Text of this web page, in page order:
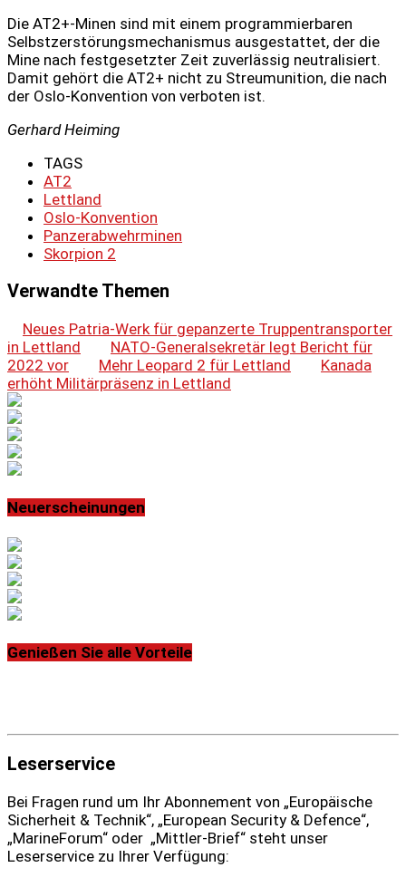
Die AT2+-Minen sind mit einem programmierbaren
Selbstzerstörungsmechanismus ausgestattet, der die
Mine nach festgesetzter Zeit zuverlässig neutralisiert.
Damit gehört die AT2+ nicht zu Streumunition, die nach
der Oslo-Konvention von verboten ist.
Gerhard Heiming
TAGS
AT2
Lettland
Oslo-Konvention
Panzerabwehrminen
Skorpion 2
Verwandte Themen
Neues Patria-Werk für gepanzerte Truppentransporter
in Lettland
NATO-Generalsekretär legt Bericht für
2022 vor
Mehr Leopard 2 für Lettland
Kanada
erhöht Militärpräsenz in Lettland
Neuerscheinungen
Genießen Sie alle Vorteile
Leserservice
Bei Fragen rund um Ihr Abonnement von „Europäische
Sicherheit & Technik“, „European Security & Defence“,
„MarineForum“ oder „Mittler-Brief“ steht unser
Leserservice zu Ihrer Verfügung: